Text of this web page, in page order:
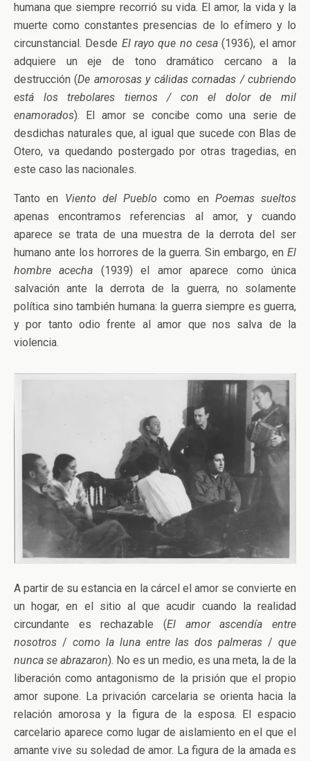
humana que siempre recorrió su vida. El amor, la vida y la
muerte como constantes presencias de lo efímero y lo
circunstancial. Desde El rayo que no cesa (1936), el amor
adquiere un eje de tono dramático cercano a la
destrucción (De amorosas y cálidas cornadas / cubriendo
está los trebolares tiernos / con el dolor de mil
enamorados). El amor se concibe como una serie de
desdichas naturales que, al igual que sucede con Blas de
Otero, va quedando postergado por otras tragedias, en
este caso las nacionales.
Tanto en Viento del Pueblo como en Poemas sueltos
apenas encontramos referencias al amor, y cuando
aparece se trata de una muestra de la derrota del ser
humano ante los horrores de la guerra. Sin embargo, en El
hombre acecha (1939) el amor aparece como única
salvación ante la derrota de la guerra, no solamente
política sino también humana: la guerra siempre es guerra,
y por tanto odio frente al amor que nos salva de la
violencia.
A partir de su estancia en la cárcel el amor se convierte en
un hogar, en el sitio al que acudir cuando la realidad
circundante es rechazable (El amor ascendía entre
nosotros / como la luna entre las dos palmeras /que
nunca se abrazaron). No es un medio, es una meta, la de la
liberación como antagonismo de la prisión que el propio
amor supone. La privación carcelaria se orienta hacia la
relación amorosa y la figura de la esposa. El espacio
carcelario aparece como lugar de aislamiento en el que el
amante vive su soledad de amor. La figura de la amada es